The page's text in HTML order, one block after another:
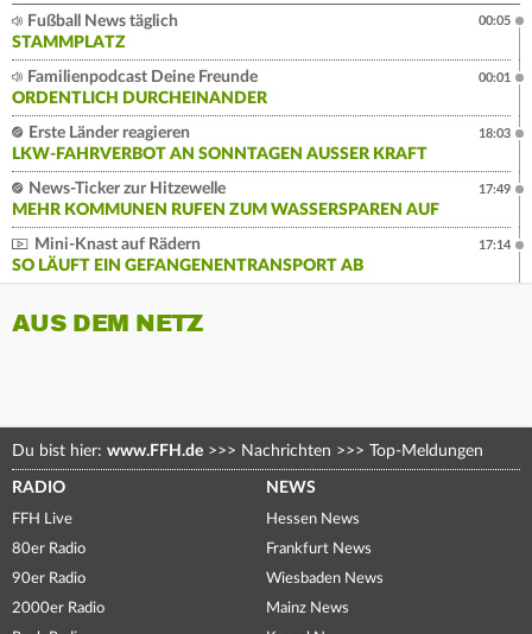
Fußball News täglich
STAMMPLATZ
00:05
Familienpodcast Deine Freunde
ORDENTLICH DURCHEINANDER
00:01
Erste Länder reagieren
LKW-FAHRVERBOT AN SONNTAGEN AUSSER KRAFT
18:03
News-Ticker zur Hitzewelle
MEHR KOMMUNEN RUFEN ZUM WASSERSPAREN AUF
17:49
Mini-Knast auf Rädern
SO LÄUFT EIN GEFANGENENTRANSPORT AB
17:14
AUS DEM NETZ
Du bist hier: www.FFH.de >>> Nachrichten >>> Top-Meldungen
RADIO
FFH Live
80er Radio
90er Radio
2000er Radio
NEWS
Hessen News
Frankfurt News
Wiesbaden News
Mainz News